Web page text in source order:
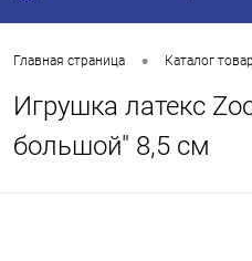
Главная страница • Каталог
Игрушка латекс
большой" 8,5 см